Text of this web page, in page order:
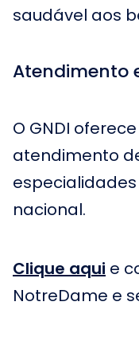
saudável aos
Atendimento
O GNDI
atendimento
nacional.
Clique aqui e
NotreDame e